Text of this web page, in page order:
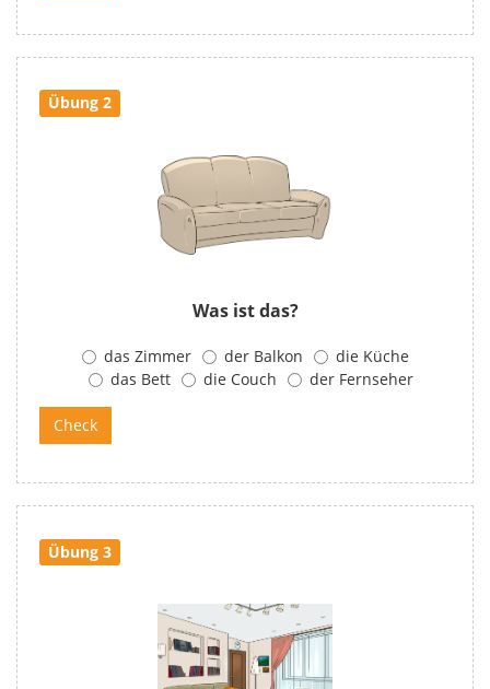
Übung 2
Was ist das?
das Zimmer der Balkon
die Küche
das Bett
die Couch der Fernseher
Übung 3